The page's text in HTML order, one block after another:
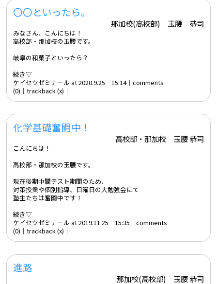
〇〇といったら。
那加校(高校部) 玉腰 恭司
みなさん、こんにちは！
高校部・那加校の玉腰です。
岐阜の和菓子といったら？
続き▽
ケイセツゼミナール at 2020.9.25 15:14│ comments
(0) │trackback (x)│
化学基礎奮闘中！
高校部・那加校 玉腰 恭司
こんにちは！
高校部・那加校の玉腰です。
現在後期中間テスト期間のため、
対策授業や個別指導、日曜日の大勉強会にて
塾生たちは奮闘中です！
続き▽
ケイセツゼミナール at 2019.11.25 15:35│ comments
(0) │trackback (x)│
進路
那加校(高校部) 玉腰 恭司